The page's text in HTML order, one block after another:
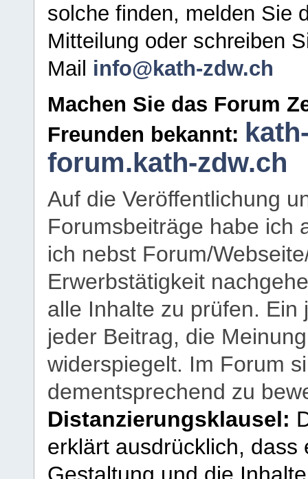
solche finden, melden Sie
Mitteilung oder schreiben
Mail info@kath-zdw.ch
Machen Sie das Forum
Freunden bekannt:
forum.kath-zdw.ch
Auf die Veröffentlichung
Forumsbeiträge habe ich
ich nebst Forum/
Erwerbstätigkeit
alle Inhalte zu prüfen.
jeder Beitrag, die
widerspiegelt. Im Forum
dementsprechend zu
Distanzierungsklausel:
erklärt ausdrücklich,